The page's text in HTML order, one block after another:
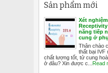
Sản phẩm mới
Xét
năng tiếp
cung ở
Thân chào
thất bại IVF
chất lượng tốt, tử cung
ở đâu? Xin được c...
Read